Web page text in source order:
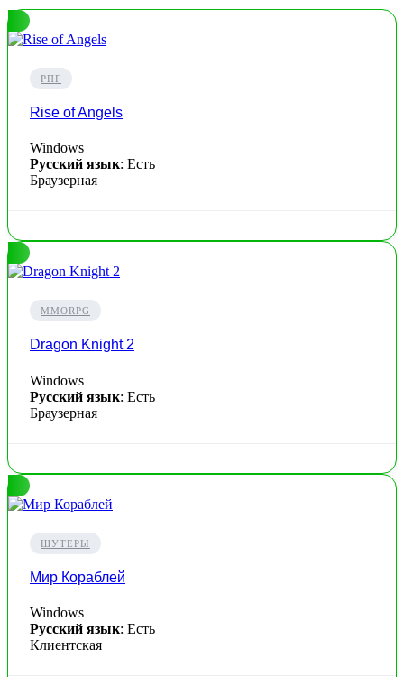
РПГ
Rise of Angels
Windows
Русский язык: Есть
Браузерная
MMORPG
Dragon Knight 2
Windows
Русский язык: Есть
Браузерная
ШУТЕРЫ
Мир Кораблей
Windows
Русский язык: Есть
Клиентская